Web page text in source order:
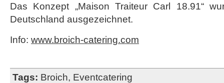
Das Konzept „Maison Traiteur Carl 18.91“
Deutschland ausgezeichnet.
Info: www.broich-catering.com
Tags: Broich, Eventcatering